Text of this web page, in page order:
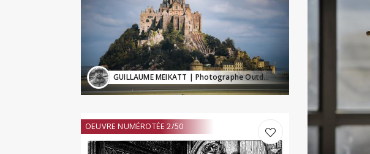
GUILLAUME MEIKATT | Photographe Outdoor
OEUVRE NUMÉROTÉE 2/50